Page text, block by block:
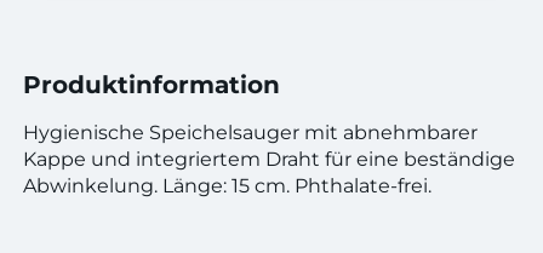
Produktinformation
Hygienische Speichelsauger mit abnehmbarer
Kappe und integriertem Draht für eine beständige
Abwinkelung. Länge: 15 cm. Phthalate-frei.